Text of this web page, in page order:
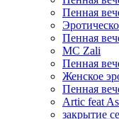
Пенная
Пенная
MC Zali
Пенная
Женское
Пенная
Artic feat
закрытие